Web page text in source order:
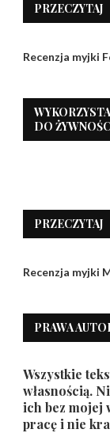
PRZECZYTAJ
Recenzja myjki
DO
PRZECZYTAJ
Recenzja myjki
PRAWA
Wszystkie
własnością.
ich bez mojej
pracę i nie